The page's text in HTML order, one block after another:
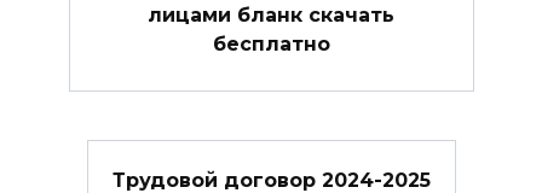
лицами бланк скачать
бесплатно
Трудовой договор 2024-2025